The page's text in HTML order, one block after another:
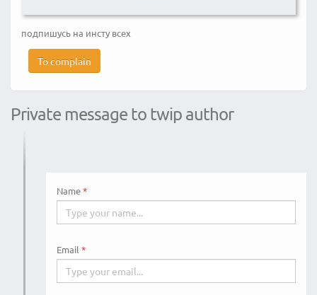
подпишусь на инсту всех
To complain
Private message to twip author
Name
Email